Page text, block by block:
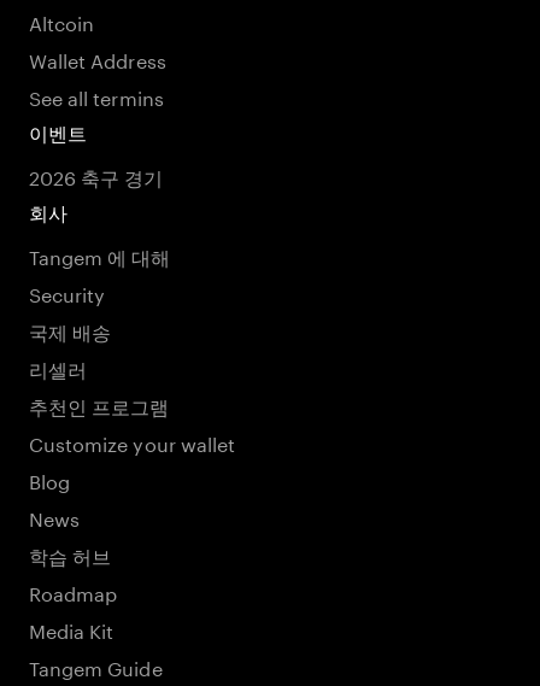
Altcoin
Wallet Address
See all termins
이벤트
2026 축구 경기
회사
Tangem 에 대해
Security
국제 배송
리셀러
추천인 프로그램
Customize your wallet
Blog
News
학습 허브
Roadmap
Media Kit
Tangem Guide